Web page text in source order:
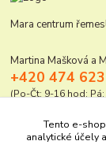
Mara centrum
Martina Mašková a
+420 474
(Po-Čt: 9-16 hod;
mara@elektro-
Tento e-
analytické účely